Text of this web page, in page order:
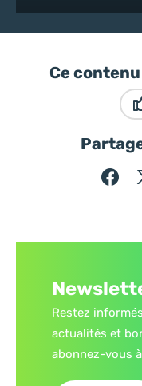
Ce
Restez
actualités et
abonnez-vous